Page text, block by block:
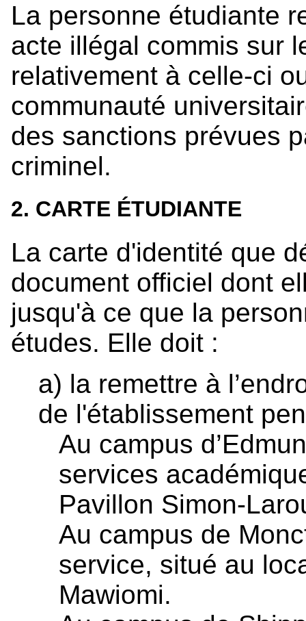
La personne étudiante
acte illégal commis sur
relativement à celle-ci
communauté
des sanctions prévues
criminel.
2. CARTE ÉTUDIANTE
La carte d'identité que
document officiel dont
jusqu'à ce que la
études. Elle doit :
a) la remettre à
de l'établissement
Au campus
services
Pavillon Simon-
Au campus de
service, situé au
Mawiomi.